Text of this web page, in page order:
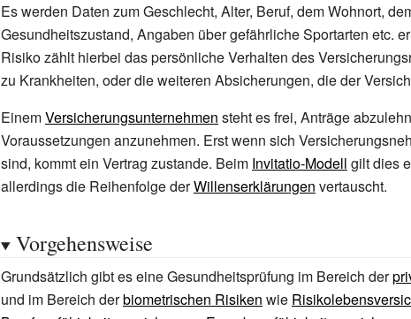
Es werden Daten zum Geschlecht, Alter, Beruf, dem Wohnort,
Gesundheitszustand, Angaben über gefährliche Sportarten etc.
Risiko zählt hierbei das persönliche Verhalten des
zu Krankheiten, oder die weiteren Absicherungen, die der
EinemVersicherungsunternehmen steht es frei, Anträge
Voraussetzungen anzunehmen. Erst wenn sich
sind, kommt ein Vertrag zustande. Beim Invitatio-Modell gilt dies
allerdings die Reihenfolge derWillenserklärungen vertauscht.
Vorgehensweise
Grundsätzlich gibt es eine Gesundheitsprüfung im Bereich der
und im Bereich derbiometrischen Risiken wie